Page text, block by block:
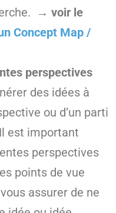
→ voir le
Concept Map /
perspectives
des idées à
ou d’un parti
est important
perspectives
points de vue
assurer de ne